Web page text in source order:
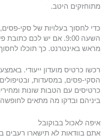
מתוחזקים היטב.
כדי לחסוך בעלויות של סקי-
השעה 9:00. אם יש לכם
מראש באינטרנט. כך תוכלו לחסוך עד 40–50 אחוזים
רכשו כרטיס מועדון ייעודי.
הסקי-פסים, במסעדות,
כרטיסים עם הטבות שונות
ביניהם ובדקו מה מתאים
איפה לאכול בבוקובל
אתם בוודאות לא תישארו רעבים